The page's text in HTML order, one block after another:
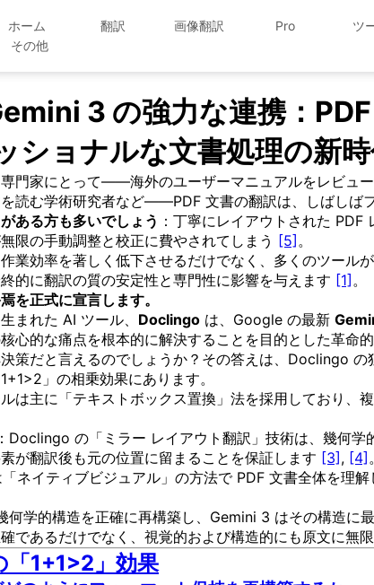
ホーム 翻訳 画像翻訳 Pro ツ
その他
3 の強力な連携：
ショナルな文書処理の新時
門家にとって——海外のユーザーマニュアルをレビュ
読む学術研究者など——PDF 文書の翻訳は、しばしば
ある方も多いでしょう ：丁寧にレイアウトされた
限の手動調整と校正に費やされてしまう [5] 。
業効率を著しく低下させるだけでなく、多くのツー
的に翻訳の質の安定性と専門性に影響を与えます [1] 。
を正式に宣言します。
まれた AI ツール、 Doclingo は、Google の最新
心的な痛点を根本的に解決することを目的とした革命的
策だと言えるのでしょうか？その答えは、Doclingo の
」の相乗効果にあります。
ルは主に「テキストボックス置換」法を採用しており
：Doclingo の「ミラー レイアウト翻訳」技術は、幾何
が翻訳後も元の位置に留まることを保証します [3] , [4] 。
「ネイティブビジュアル」の方法で PDF 文書全体を理
学的構造を正確に再構築し、Gemini 3 はその構造に
であるだけでなく、視覚的および構造的にも原文に無
「1+1>2」効果